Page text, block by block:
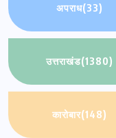
अपराध(33)
उत्तराखंड(1380)
कारोबार(148)